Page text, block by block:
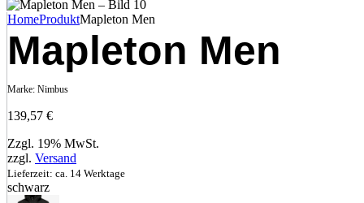
HomeProduktMapleton Men
Mapleton Men
Marke: Nimbus
139,57 €
Zzgl. 19% MwSt.
zzgl. Versand
Lieferzeit: ca. 14 Werktage
schwarz